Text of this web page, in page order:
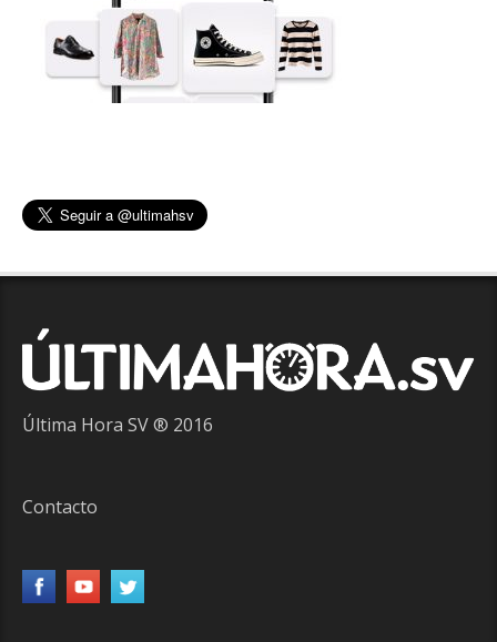
Última Hora SV ® 2016
Contacto